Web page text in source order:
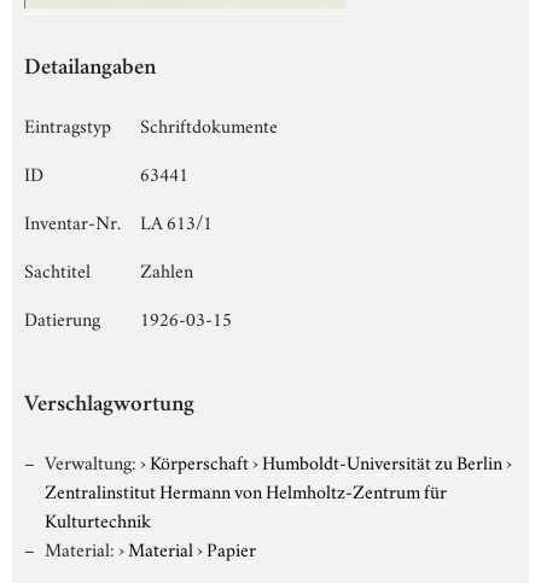
Detailangaben
Eintragstyp
Schriftdokumente
ID
63441
Inventar-Nr.
LA 613/1
Sachtitel
Zahlen
Datierung
1926-03-15
Verschlagwortung
Verwaltung:›Körperschaft›Humboldt-Universität zu Berlin›
Zentralinstitut Hermann von Helmholtz-Zentrum für
Kulturtechnik
Material:›Material›Papier